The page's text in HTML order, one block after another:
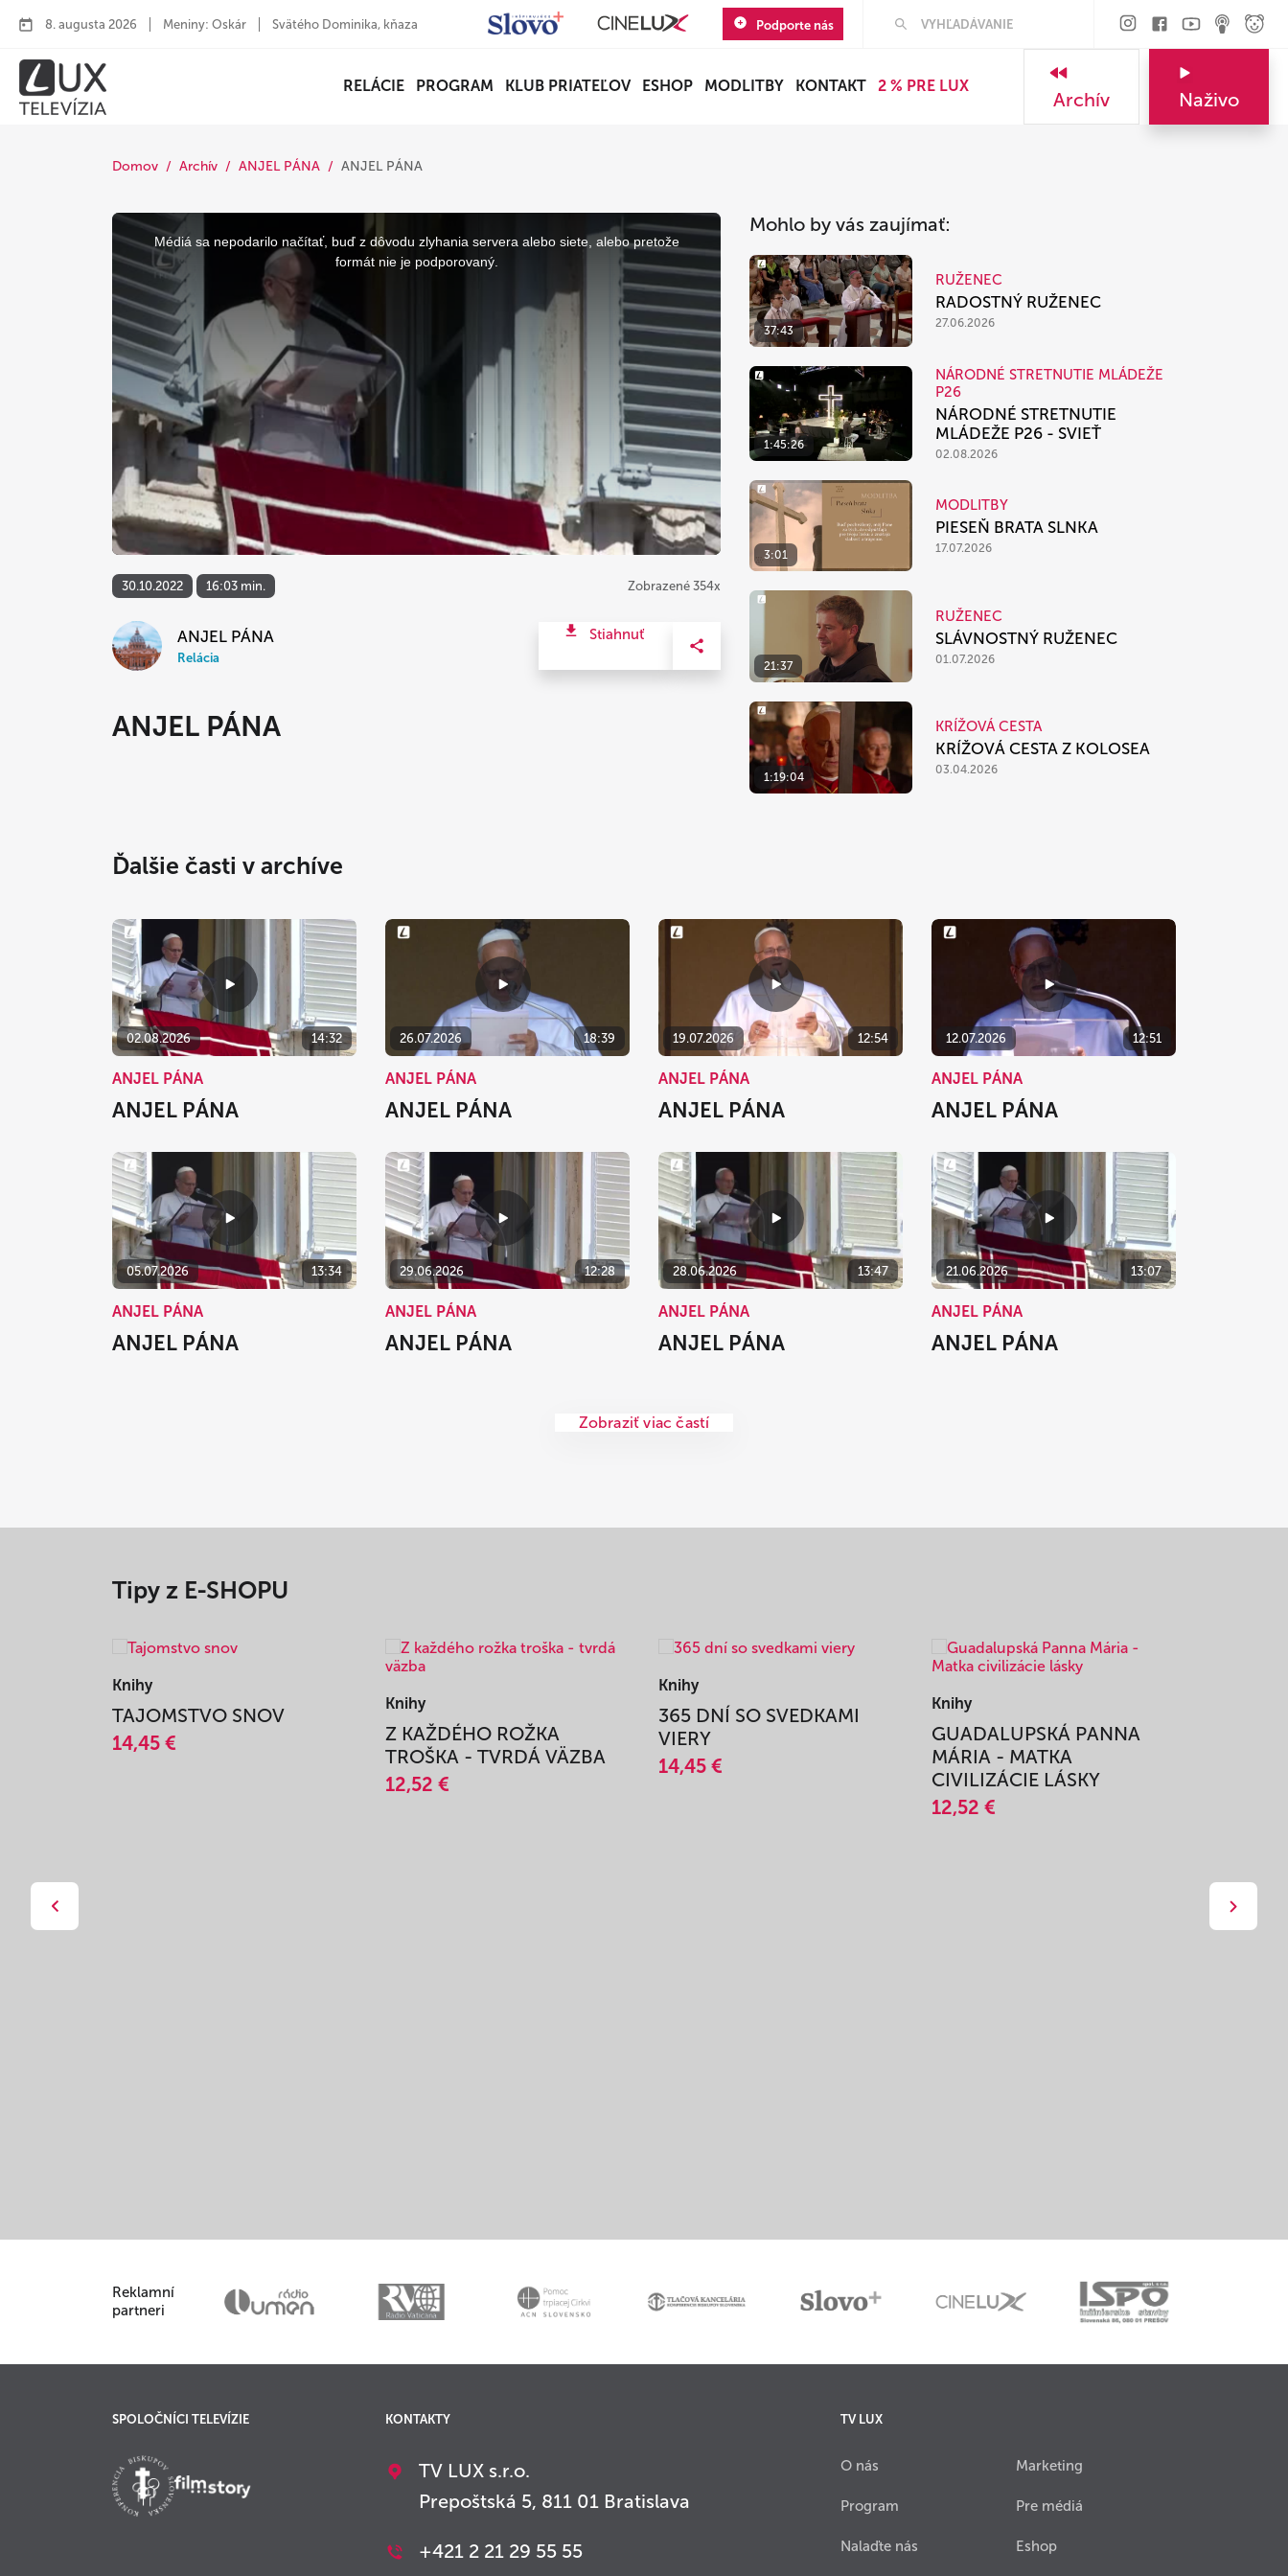
8. augusta 2026 Meniny: Oskár Svätého Dominika, kňaza Podporte nás
RELÁCIE PROGRAM KLUB PRIATEĽOV ESHOP MODLITBY KONTAKT 2 % PRE LUX
Archív Naživo
Domov Archív ANJEL PÁNA ANJEL PÁNA
This
a
modal
window.
Médiá sa nepodarilo načítať, buď z dôvodu zlyhania servera alebo siete, alebo pretože
formát nie je podporovaný.
30.10.2022 16:03 min. Zobrazené 354x
ANJEL PÁNA
Relácia
Stiahnuť
ANJEL PÁNA
Mohlo by vás zaujímať:
37:43
RUŽENEC
RADOSTNÝ RUŽENEC
27.06.2026
1:45:26
NÁRODNÉ STRETNUTIE MLÁDEŽE
P26
NÁRODNÉ STRETNUTIE
MLÁDEŽE P26 - SVIEŤ
02.08.2026
3:01
MODLITBY
PIESEŇ BRATA SLNKA
17.07.2026
21:37
RUŽENEC
SLÁVNOSTNÝ RUŽENEC
01.07.2026
1:19:04
KRÍŽOVÁ CESTA
KRÍŽOVÁ CESTA Z KOLOSEA
03.04.2026
Ďalšie časti v archíve
02.08.2026 14:32
ANJEL PÁNA
ANJEL PÁNA
26.07.2026 18:39
ANJEL PÁNA
ANJEL PÁNA
19.07.2026 12:54
ANJEL PÁNA
ANJEL PÁNA
12.07.2026 12:51
ANJEL PÁNA
ANJEL PÁNA
05.07.2026 13:34
ANJEL PÁNA
ANJEL PÁNA
29.06.2026 12:28
ANJEL PÁNA
ANJEL PÁNA
28.06.2026 13:47
ANJEL PÁNA
ANJEL PÁNA
21.06.2026 13:07
ANJEL PÁNA
ANJEL PÁNA
Zobraziť viac častí
Tipy z E-SHOPU
Knihy
TAJOMSTVO SNOV
14,45 €
Knihy
Z KAŽDÉHO ROŽKA
TROŠKA - TVRDÁ VÄZBA
12,52 €
Knihy
365 DNÍ SO SVEDKAMI
VIERY
14,45 €
Knihy
GUADALUPSKÁ PANNA
MÁRIA - MATKA
CIVILIZÁCIE LÁSKY
12,52 €
Reklamní
partneri
SPOLOČNÍCI TELEVÍZIE KONTAKTY
TV LUX s.r.o.
Prepoštská 5, 811 01 Bratislava
+421 2 21 29 55 55
TV LUX
O nás
Program
Nalaďte nás
Marketing
Pre médiá
Eshop